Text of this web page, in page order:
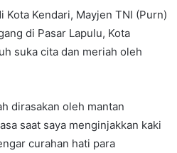
Kota Kendari, Mayjen TNI (Purn)
di Pasar Lapulu, Kota
suka cita dan meriah oleh
dirasakan oleh mantan
saat saya menginjakkan kaki
curahan hati para